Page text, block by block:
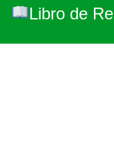
Libro de